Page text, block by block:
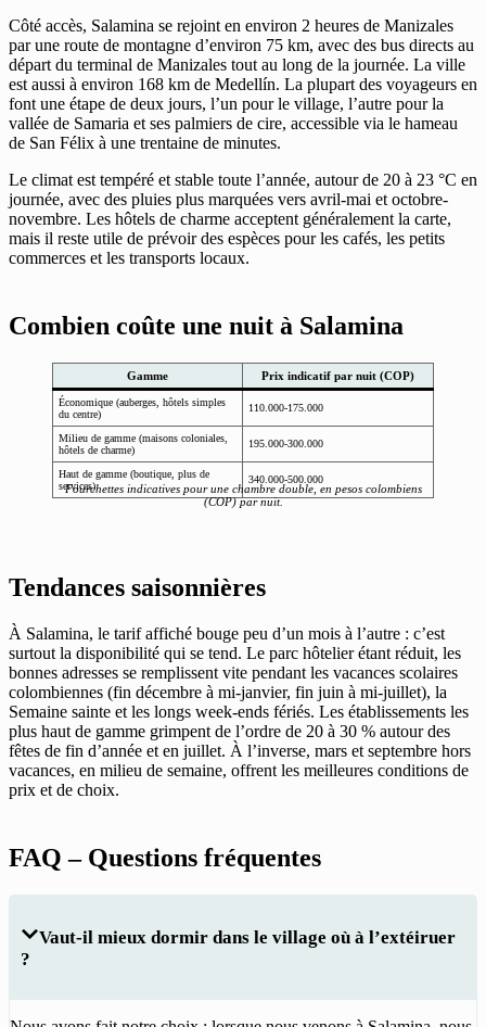
Côté accès, Salamina se rejoint en environ 2 heures de Manizales
par une route de montagne d’environ 75 km, avec des bus directs au
départ du terminal de Manizales tout au long de la journée. La ville
est aussi à environ 168 km de Medellín. La plupart des voyageurs en
font une étape de deux jours, l’un pour le village, l’autre pour la
vallée de Samaria et ses palmiers de cire, accessible via le hameau
de San Félix à une trentaine de minutes.
Le climat est tempéré et stable toute l’année, autour de 20 à 23 °C en
journée, avec des pluies plus marquées vers avril-mai et octobre-
novembre. Les hôtels de charme acceptent généralement la carte,
mais il reste utile de prévoir des espèces pour les cafés, les petits
commerces et les transports locaux.
Combien coûte une nuit à Salamina
Gamme Prix indicatif par nuit (COP)
Économique (auberges, hôtels simples
du centre)
110.000-175.000
Milieu de gamme (maisons coloniales,
hôtels de charme)
195.000-300.000
Haut de gamme (boutique, plus de
services)
340.000-500.000
Fourchettes indicatives pour une chambre double, en pesos colombiens
(COP) par nuit.
Tendances saisonnières
À Salamina, le tarif affiché bouge peu d’un mois à l’autre : c’est
surtout la disponibilité qui se tend. Le parc hôtelier étant réduit, les
bonnes adresses se remplissent vite pendant les vacances scolaires
colombiennes (fin décembre à mi-janvier, fin juin à mi-juillet), la
Semaine sainte et les longs week-ends fériés. Les établissements les
plus haut de gamme grimpent de l’ordre de 20 à 30 % autour des
fêtes de fin d’année et en juillet. À l’inverse, mars et septembre hors
vacances, en milieu de semaine, offrent les meilleures conditions de
prix et de choix.
FAQ – Questions fréquentes
Vaut-il mieux dormir dans le village où à l’extéiruer
?